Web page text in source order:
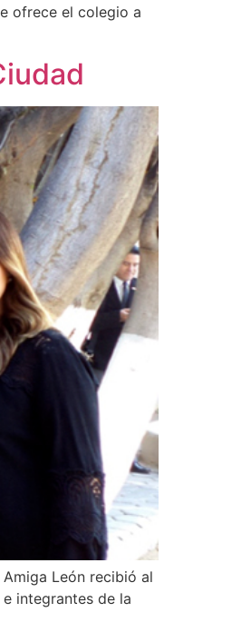
ofrece el colegio a
León recibió al
integrantes de la